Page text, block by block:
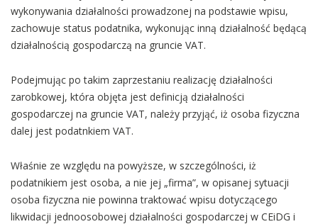
wykonywania działalności prowadzonej na podstawie wpisu,
zachowuje status podatnika, wykonując inną działalność będącą
działalnością gospodarczą na gruncie VAT.
Podejmując po takim zaprzestaniu realizację działalności
zarobkowej, która objęta jest definicją działalności
gospodarczej na gruncie VAT, należy przyjąć, iż osoba fizyczna
dalej jest podatnkiem VAT.
Właśnie ze względu na powyższe, w szczególności, iż
podatnikiem jest osoba, a nie jej „firma”, w opisanej sytuacji
osoba fizyczna nie powinna traktować wpisu dotyczącego
likwidacji jednoosobowej działalności gospodarczej w CEiDG i